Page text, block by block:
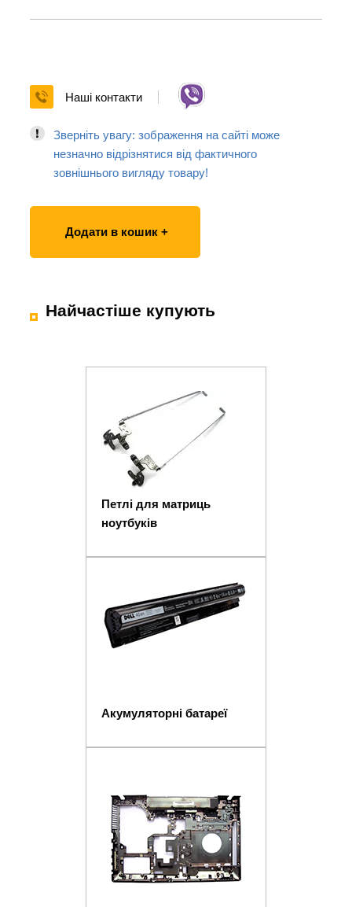
Наші контакти
Зверніть увагу: зображення на сайті може
незначно відрізнятися від фактичного
зовнішнього вигляду товару!
Додати в кошик +
Найчастіше купують
Петлі для матриць
ноутбуків
Акумуляторні батареї